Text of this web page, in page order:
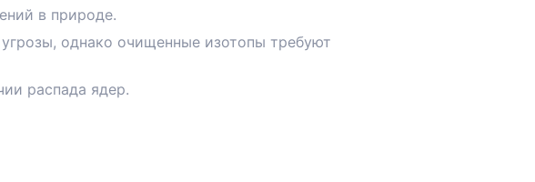
в природе.
однако очищенные изотопы требуют
распада ядер.